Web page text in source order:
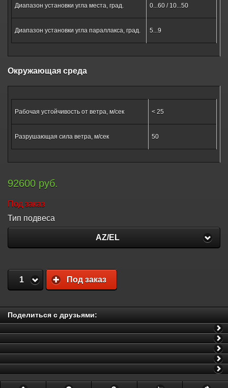
Диапазон установки угла места, град. 0...60 / 10...50
Диапазон установки угла параллакса, град. 5...9
Окружающая среда
Рабочая устойчивость от ветра, м/сек < 25
Разрушающая сила ветра, м/сек 50
92600 руб.
Под заказ
Тип подвеса
AZ/EL
1 Под заказ
Поделиться с друзьями: